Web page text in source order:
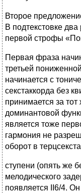
Второе
В подтекстовке два
первой строфы
Первая фраза
третьей
начинается с
секстаккорда без
принимается за тот
доминантовой
является тоже
гармония не
оборот в
ступени (опять же
мелодического
появляется II6/4.